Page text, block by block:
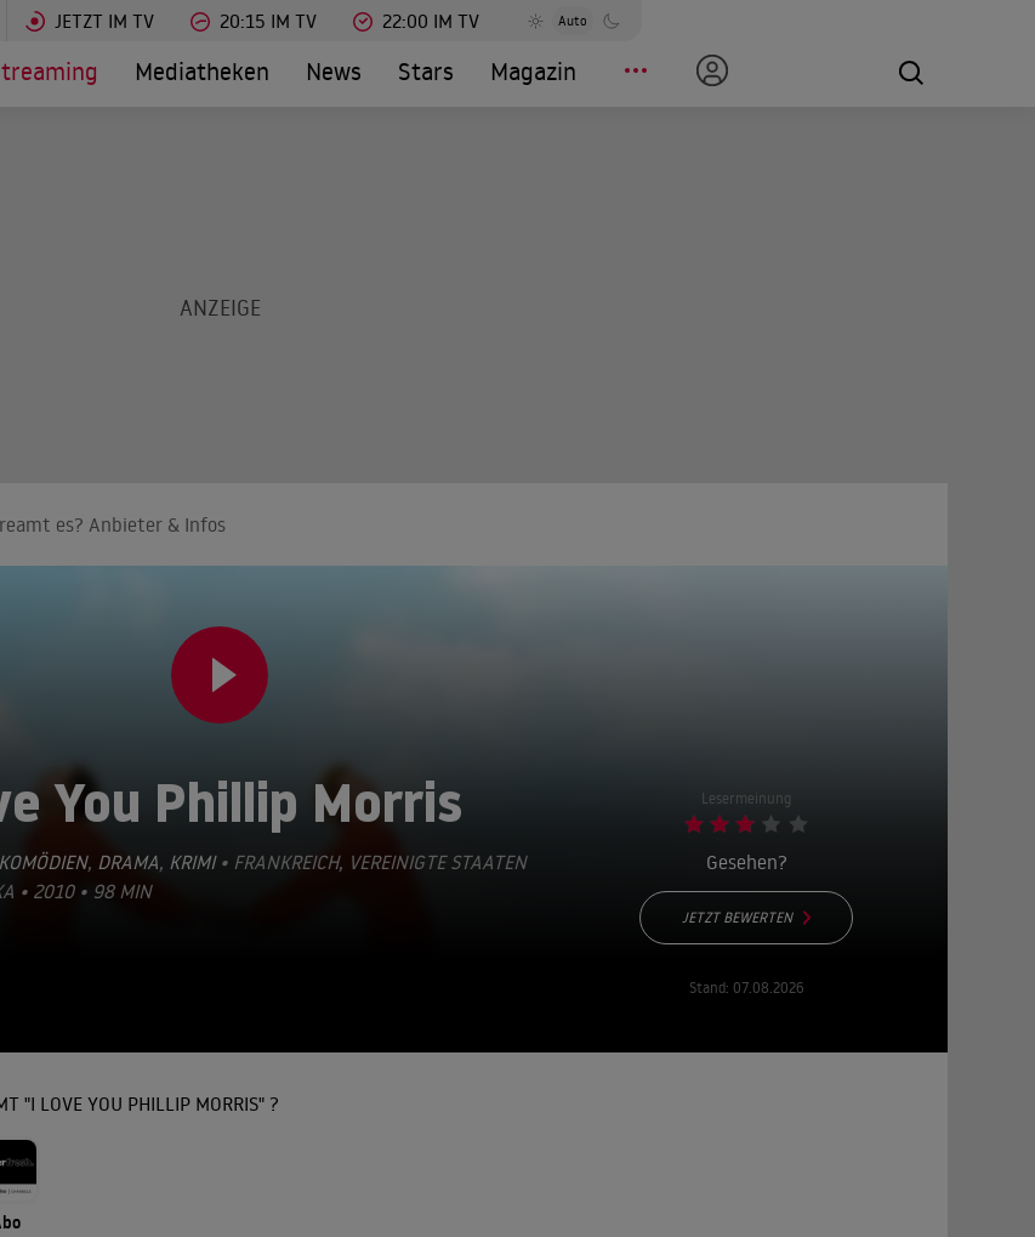
JETZT IM TV 20:15 IM TV 22:00 IM TV Auto
Mediatheken News Stars Magazin
es? Anbieter & Infos
You Phillip Morris
KOMÖDIEN, DRAMA, KRIMI• FRANKREICH, VEREINIGTE STAATEN
• 2010 • 98 MIN
Lesermeinung
Gesehen?
JETZT BEWERTEN
Stand: 07.08.2026
"I LOVE YOU PHILLIP MORRIS" ?